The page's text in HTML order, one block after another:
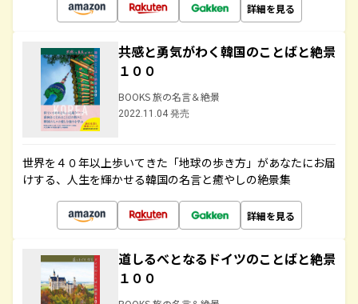
詳細を見る
共感と勇気がわく韓国のことばと絶景
１００
BOOKS 旅の名言＆絶景
2022.11.04 発売
世界を４０年以上歩いてきた「地球の歩き方」があなたにお届
けする、人生を輝かせる韓国の名言と癒やしの絶景集
詳細を見る
道しるべとなるドイツのことばと絶景
１００